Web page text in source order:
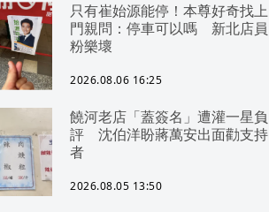
只有崔始源能停！本尊好奇找上
門親問：停車可以嗎 新北店員
粉樂壞
2026.08.06 16:25
饒河老店「蓋簽名」遭灌一星負
評 沈伯洋盼蔣萬安出面勸支持
者
2026.08.05 13:50